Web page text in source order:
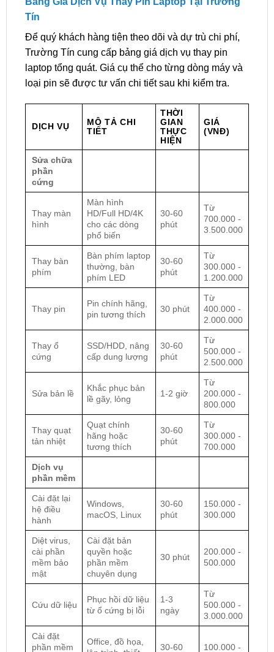
Tín
Để quý khách hàng tiện theo dõi và dự trù chi phí,
Trường Tín cung cấp bảng giá dịch vụ thay pin
laptop tổng quát. Giá cụ thể cho từng dòng máy và
loại pin sẽ được tư vấn chi tiết sau khi kiểm tra.
DỊCH VỤ
MÔ TẢ CHI
TIẾT
THỜI
GIAN
THỰC
HIỆN
GIÁ
(VNĐ)
Sửa chữa
phần
cứng
Thay màn
hình
Màn hình
HD/Full HD/4K
cho các dòng
phổ biến
30-60
phút
Từ
700.000 -
3.500.000
Thay bàn
phím
Bàn phím laptop
thường, bàn
phím LED
30-60
phút
Từ
300.000 -
1.200.000
Thay pin
Pin chính hãng,
pin tương thích
30 phút
Từ
400.000 -
2.000.000
Thay ổ
cứng
SSD/HDD, nâng
cấp dung lượng
30-60
phút
Từ
500.000 -
2.500.000
Sửa bản lề
Khắc phục bản
lề gãy, lỏng
1-2 giờ
Từ
200.000 -
800.000
Thay quạt
tản nhiệt
Quạt chính
hãng hoặc
tương thích
30-60
phút
Từ
300.000 -
700.000
Dịch vụ
phần mềm
Cài đặt lại
hệ điều
hành
Windows,
macOS, Linux
30-60
phút
150.000 -
300.000
Diệt virus,
cài phần
mềm bảo
mật
Cài đặt bản
quyền hoặc
phần mềm
chuyên dụng
30 phút
200.000 -
500.000
Cứu dữ liệu
Phục hồi dữ liệu
từ ổ cứng bị lỗi
1-3
ngày
Từ
500.000 -
3.000.000
Cài đặt
phần mềm
Office, đồ họa,
30-60 100.000 -